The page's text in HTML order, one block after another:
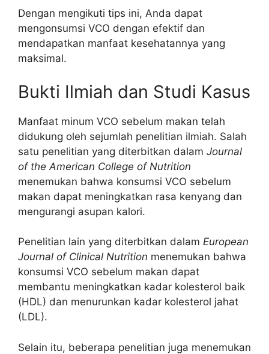
Dengan mengikuti tips ini, Anda dapat
mengonsumsi VCO dengan efektif dan
mendapatkan manfaat kesehatannya yang
maksimal.
Bukti Ilmiah dan Studi Kasus
Manfaat minum VCO sebelum makan telah
didukung oleh sejumlah penelitian ilmiah. Salah
satu penelitian yang diterbitkan dalam Journal
of the American College of Nutrition
menemukan bahwa konsumsi VCO sebelum
makan dapat meningkatkan rasa kenyang dan
mengurangi asupan kalori.
Penelitian lain yang diterbitkan dalam European
Journal of Clinical Nutrition menemukan bahwa
konsumsi VCO sebelum makan dapat
membantu meningkatkan kadar kolesterol baik
(HDL) dan menurunkan kadar kolesterol jahat
(LDL).
Selain itu, beberapa penelitian juga menemukan